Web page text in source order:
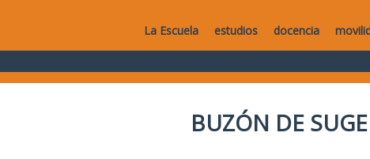
La Escuela estudios docencia
BUZÓN DE